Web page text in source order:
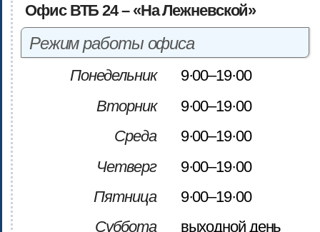
Офис ВТБ 24 – «На Лежневской»
Режим работы офиса
Понедельник
9·00–19·00
Вторник
9·00–19·00
Среда
9·00–19·00
Четверг
9·00–19·00
Пятница
9·00–19·00
Суббота
выходной день